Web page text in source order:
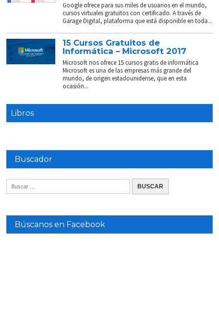
Google ofrece para sus miles de usuarios en el mundo,
cursos virtuales gratuitos con certificado. A través de
Garage Digital, plataforma que está disponible en toda...
15 Cursos Gratuitos de
Informática – Microsoft 2017
Microsoft nos ofrece 15 cursos gratis de informática
Microsoft es una de las empresas más grande del
mundo, de origen estadounidense, que en esta
ocasión...
Libros
Buscador
Búscanos en Facebook